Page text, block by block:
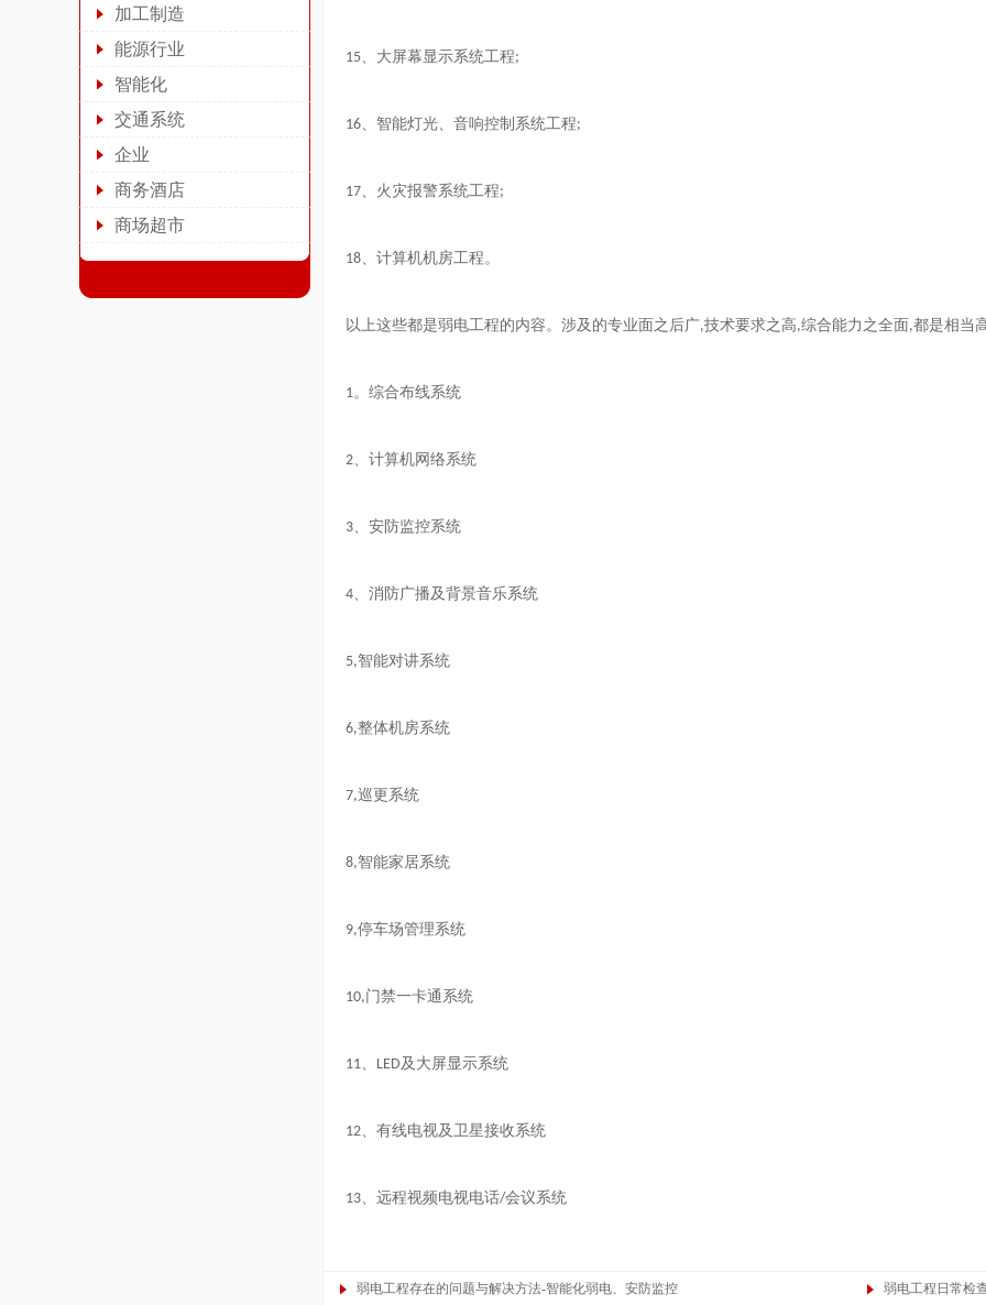
加工制造
能源行业
智能化
交通系统
企业
商务酒店
商场超市
15、大屏幕显示系统工程;
16、智能灯光、音响控制系统工程;
17、火灾报警系统工程;
18、计算机机房工程。
以上这些都是弱电工程的内容。涉及的专业面之后广,技术要求之高,综合能力之全面,都是相当
1。综合布线系统
2、计算机网络系统
3、安防监控系统
4、消防广播及背景音乐系统
5,智能对讲系统
6,整体机房系统
7,巡更系统
8,智能家居系统
9,停车场管理系统
10,门禁一卡通系统
11、 LED及大屏显示系统
12、有线电视及卫星接收系统
13、远程视频电视电话/会议系统
弱电工程存在的问题与解决方法-智能化弱电、安防监控 弱电工程日常检